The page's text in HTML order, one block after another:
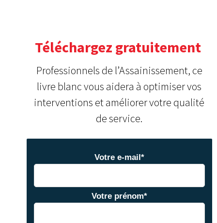
Téléchargez gratuitement
Professionnels de l’Assainissement, ce
livre blanc vous aidera à optimiser vos
interventions et améliorer votre qualité
de service.
Votre e-mail*
Votre prénom*